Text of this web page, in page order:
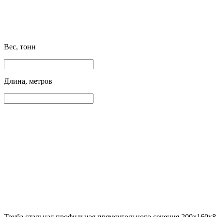
Вес, тонн
Длина, метров